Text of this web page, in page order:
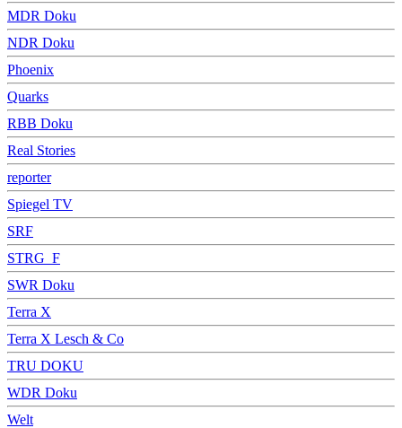
MDR Doku
NDR Doku
Phoenix
Quarks
RBB Doku
Real Stories
reporter
Spiegel TV
SRF
STRG_F
SWR Doku
Terra X
Terra X Lesch & Co
TRU DOKU
WDR Doku
Welt